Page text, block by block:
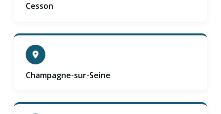
Cesson
Champagne-sur-Seine